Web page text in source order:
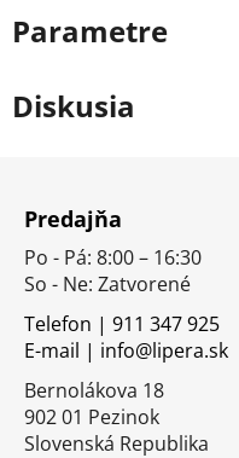
Parametre
Diskusia
Predajňa
Po - Pá: 8:00 – 16:30
So - Ne: Zatvorené
Telefon | 911 347 925
E-mail | info@lipera.sk
Bernolákova 18
902 01 Pezinok
Slovenská Republika